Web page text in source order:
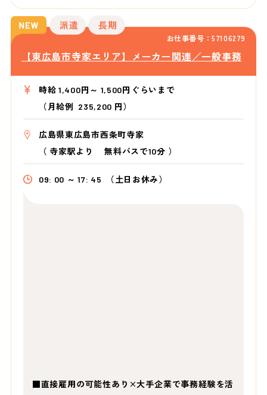
お仕事番号：57106279
派遣 長期
【東広島市寺家エリア】メーカー関連／一般事務
時給 1,400円～ 1,500円ぐらいまで
（月給例 235,200 円）
広島県東広島市西条町寺家
（ 寺家駅より 無料バスで10分 ）
09: 00 ～ 17: 45 （土日お休み）
■直接雇用の可能性あり×大手企業で事務経験を活